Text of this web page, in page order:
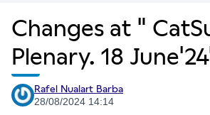
Changes at "
Plenary. 18
Rafel Nualart Barba
28/08/2024 14:14